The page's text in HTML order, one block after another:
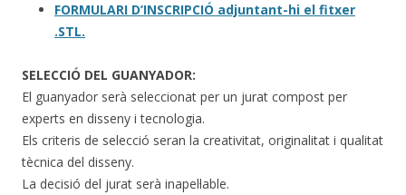
FORMULARI D’INSCRIPCIÓ adjuntant-hi el fitxer
.STL.
SELECCIÓ DEL GUANYADOR:
El guanyador serà seleccionat per un jurat compost per
experts en disseny i tecnologia.
Els criteris de selecció seran la creativitat, originalitat i qualitat
tècnica del disseny.
La decisió del jurat serà inapel·lable.